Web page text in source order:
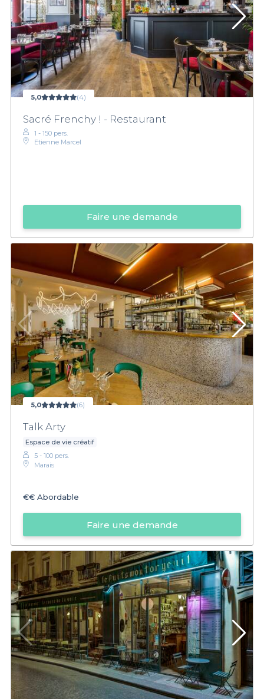
5,0 (4)
Sacré Frenchy ! - Restaurant
1 - 150 pers.
Etienne Marcel
Faire une demande
5,0 (6)
Talk Arty
Espace de vie créatif
5 - 100 pers.
Marais
€€ Abordable
Faire une demande